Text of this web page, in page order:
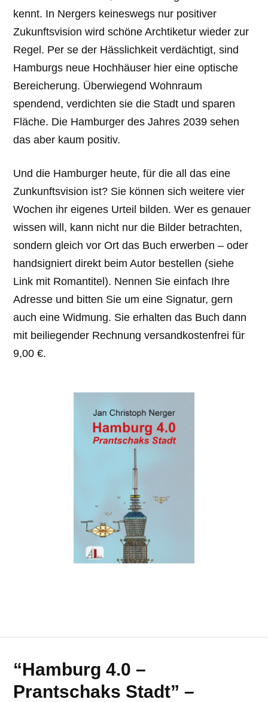
kennt. In Nergers keineswegs nur positiver
Zukunftsvision wird schöne Archtiketur wieder zur
Regel. Per se der Hässlichkeit verdächtigt, sind
Hamburgs neue Hochhäuser hier eine optische
Bereicherung. Überwiegend Wohnraum
spendend, verdichten sie die Stadt und sparen
Fläche. Die Hamburger des Jahres 2039 sehen
das aber kaum positiv.
Und die Hamburger heute, für die all das eine
Zunkunftsvision ist? Sie können sich weitere vier
Wochen ihr eigenes Urteil bilden. Wer es genauer
wissen will, kann nicht nur die Bilder betrachten,
sondern gleich vor Ort das Buch erwerben – oder
handsigniert direkt beim Autor bestellen (siehe
Link mit Romantitel). Nennen Sie einfach Ihre
Adresse und bitten Sie um eine Signatur, gern
auch eine Widmung. Sie erhalten das Buch dann
mit beiliegender Rechnung versandkostenfrei für
9,00 €.
“Hamburg 4.0 –
Prantschaks Stadt” –